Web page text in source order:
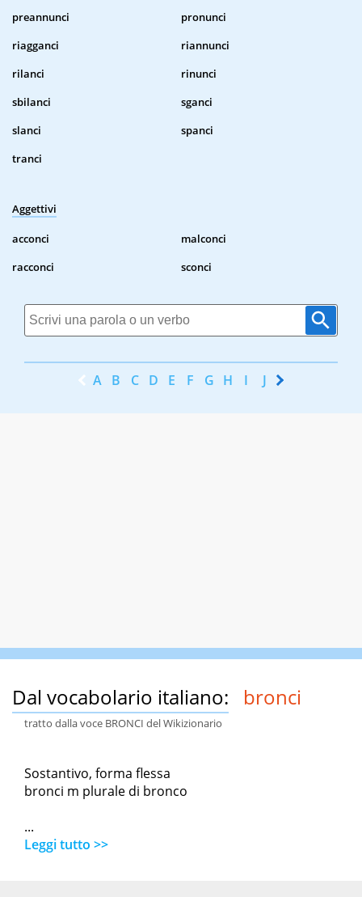
preannunci
pronunci
riagganci
riannunci
rilanci
rinunci
sbilanci
sganci
slanci
spanci
tranci
Aggettivi
acconci
malconci
racconci
sconci
A B C D E F G H I J K
Dal vocabolario italiano: bronci
tratto dalla voce BRONCI del Wikizionario
Sostantivo, forma flessa
bronci m plurale di bronco
...
Leggi tutto >>